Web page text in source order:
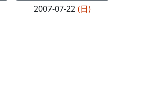
2007-07-22(日)